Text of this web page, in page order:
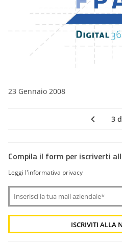
23 Gennaio 2008
3
Compila il form per iscriverti
Leggi l'informativa privacy